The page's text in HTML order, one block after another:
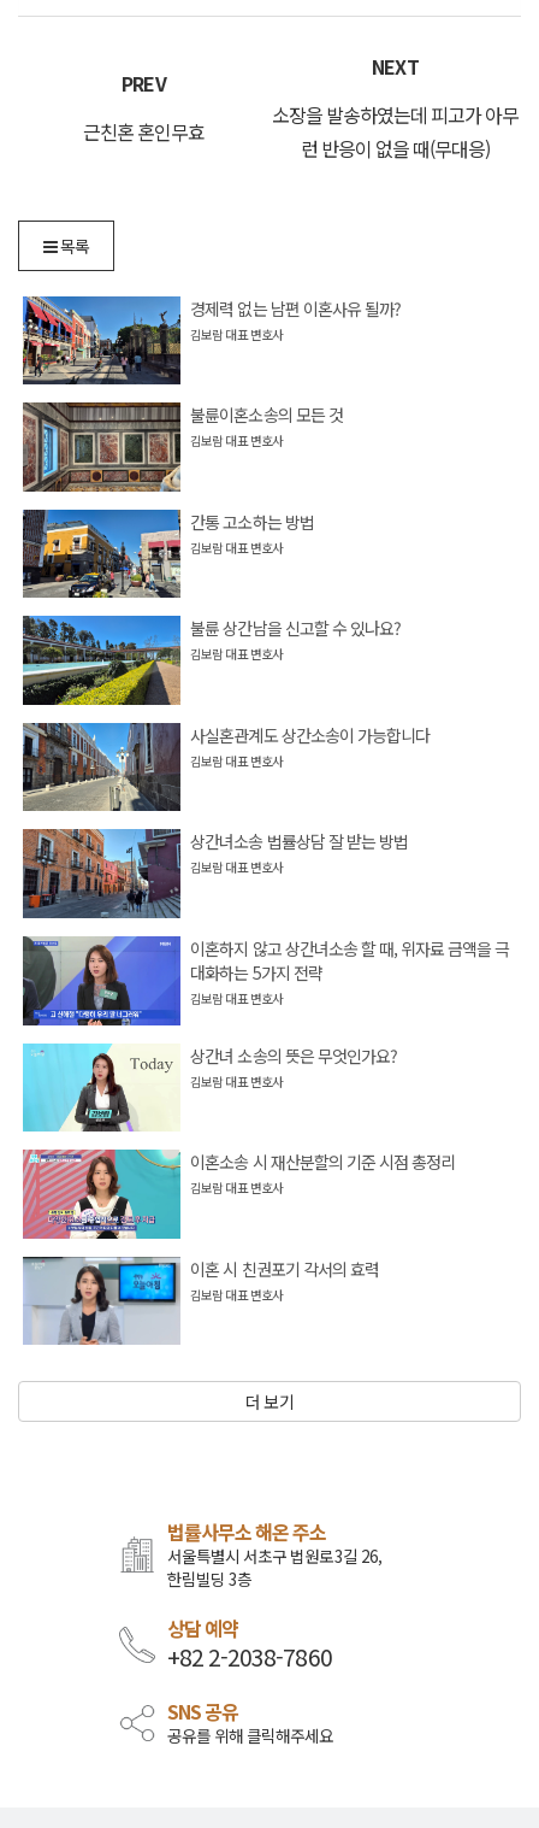
PREV
근친혼 혼인무효
NEXT
소장을 발송하였는데 피고가 아무
런 반응이 없을 때(무대응)
목록
경제력 없는 남편 이혼사유 될까?
김보람 대표 변호사
불륜이혼소송의 모든 것
김보람 대표 변호사
간통 고소하는 방법
김보람 대표 변호사
불륜 상간남을 신고할 수 있나요?
김보람 대표 변호사
사실혼관계도 상간소송이 가능합니다
김보람 대표 변호사
상간녀소송 법률상담 잘 받는 방법
김보람 대표 변호사
이혼하지 않고 상간녀소송 할 때, 위자료 금액을 극
대화하는 5가지 전략
김보람 대표 변호사
상간녀 소송의 뜻은 무엇인가요?
김보람 대표 변호사
이혼소송 시 재산분할의 기준 시점 총정리
김보람 대표 변호사
이혼 시 친권포기 각서의 효력
김보람 대표 변호사
더 보기
법률사무소 해온 주소
서울특별시 서초구 법원로3길 26,
한림빌딩 3층
상담 예약
+82 2-2038-7860
SNS 공유
공유를 위해 클릭해주세요